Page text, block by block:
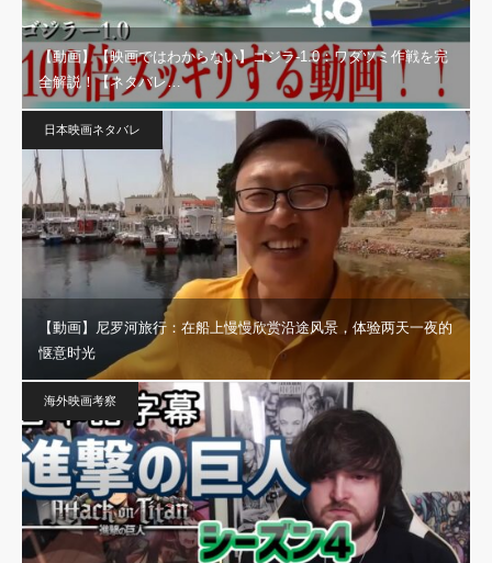
【動画】【映画ではわからない】ゴジラ-1.0：ワダツミ作戦を完
全解説！【ネタバレ…
日本映画ネタバレ
【動画】尼罗河旅行：在船上慢慢欣赏沿途风景，体验两天一夜的
惬意时光
海外映画考察